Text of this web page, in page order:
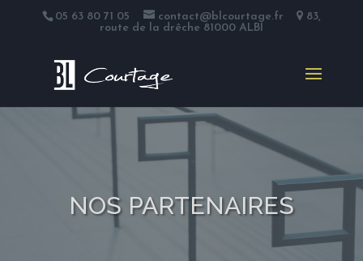
05 63 80 71 05 contact@blcourtage.fr
83,
route de la drêche 81000 ALBI
NOS PARTENAIRES